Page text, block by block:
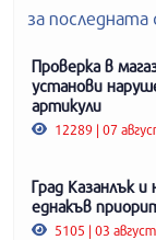
за последната
Проверка в
установи
артикули
12289 | 07
Град Казанлък
еднакъв
5105 | 03